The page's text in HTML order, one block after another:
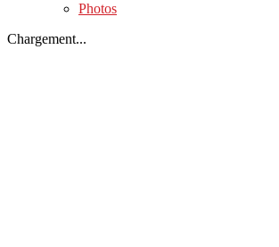
Photos
Chargement...